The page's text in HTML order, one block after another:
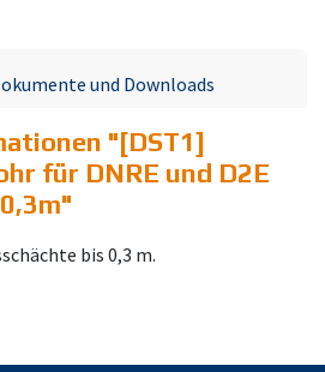
und Downloads
"[DST1]
für DNRE und D2E
"
bis 0,3 m.